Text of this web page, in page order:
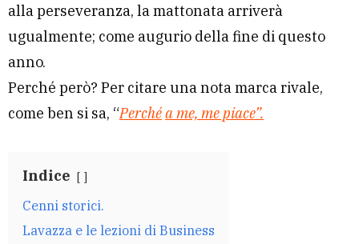
alla perseveranza, la mattonata arriverà
ugualmente; come augurio della fine di questo
anno.
Perché però? Per citare una nota marca rivale,
come ben si sa, “Perchéa me, me piace”.
Indice
Cenni storici.
Lavazza e le lezioni di Business